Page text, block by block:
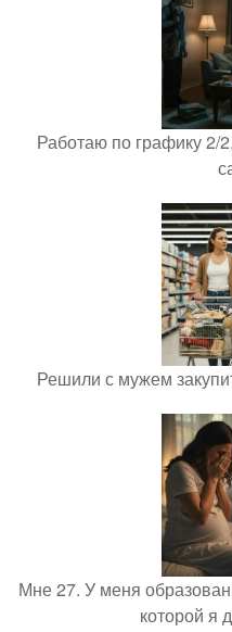
Работаю по графику 2/
Решили с мужем
Мне 27. У меня
которой я